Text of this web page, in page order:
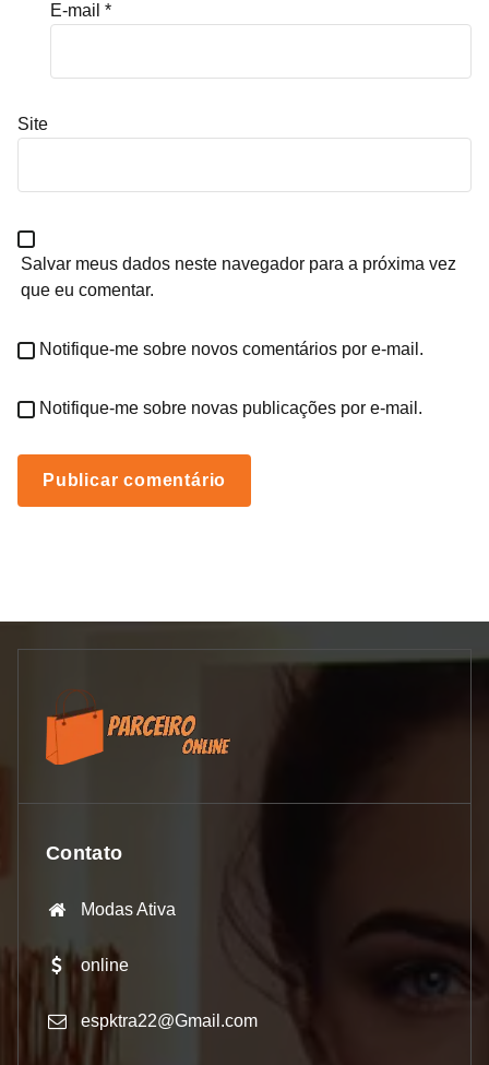
E-mail *
Site
Salvar meus dados neste navegador para a próxima vez
que eu comentar.
Notifique-me sobre novos comentários por e-mail.
Notifique-me sobre novas publicações por e-mail.
Contato
Modas Ativa
online
espktra22@Gmail.com